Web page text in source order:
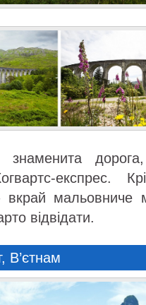
експрес.
вкрай мальовниче
відвідати.
В’єтнам